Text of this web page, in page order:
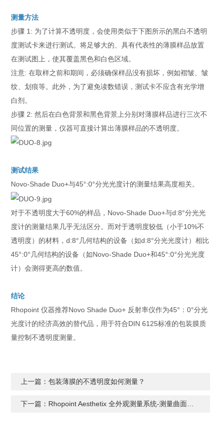
测量方法
步骤 1: 为了计算不透明度，会使用类似于下图所示的黑白不透明
度测试卡来进行测试。将足够大的、具有代表性的薄膜样品放置
在测试图上，使其覆盖黑色和白色区域。
注意: 在取样之前和期间，必须确保样品没有损坏，例如褶皱、皱
纹、划痕等。此外，为了避免读数错误，测试卡不应含有光学增
白剂。
步骤 2: 然后在白色背景和黑色背景上分别对薄膜样品进行三次不
同位置的测量，仪器可直接计算出薄膜样品的不透明度。
测试结果
Novo-Shade Duo+与45°:0°分光光度计的测量结果高度相关。
对于不透明度大于60%的样品，Novo-Shade Duo+与d:8°分光光
度计的测量结果几乎无法区分。而对于透明度较低（小于10%不
透明度）的材料，d:8°几何结构的设备（如d:8°分光光度计）相比
45°:0°几何结构的设备（如Novo-Shade Duo+和45°:0°分光光度
计）会测得更高的数值。
结论
Rhopoint 仪器推荐Novo Shade Duo+ 反射率仪作为45°：0°分光
光度计的经济高效的替代品，用于符合DIN 6125标准的包装膜质
量控制不透明度测量。
上一篇：包装薄膜的不透明度如何测量？